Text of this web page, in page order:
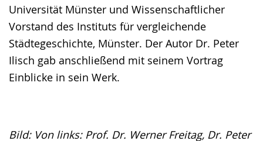
Universität Münster und Wissenschaftlicher
Vorstand des Instituts für vergleichende
Städtegeschichte, Münster. Der Autor Dr. Peter
Ilisch gab anschließend mit seinem Vortrag
Einblicke in sein Werk.
Bild: Von links: Prof. Dr. Werner Freitag, Dr. Peter